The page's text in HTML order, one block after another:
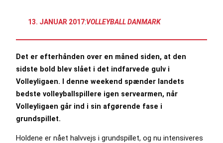
13. JANUAR 2017:VOLLEYBALL DANMARK
Det er efterhånden over en måned siden, at den
sidste bold blev slået i det indfarvede gulv i
Volleyligaen. I denne weekend spænder landets
bedste volleyballspillere igen servearmen, når
Volleyligaen går ind i sin afgørende fase i
grundspillet.
Holdene er nået halvvejs i grundspillet, og nu intensiveres